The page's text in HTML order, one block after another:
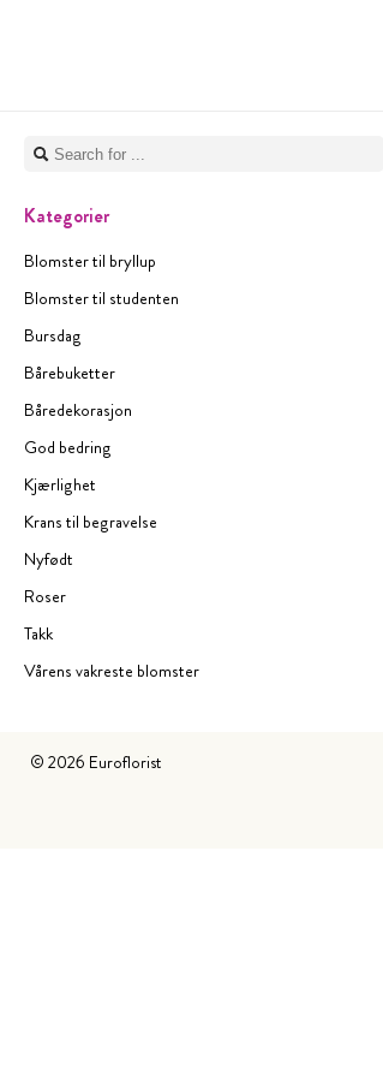
Kategorier
Blomster til bryllup
Blomster til studenten
Bursdag
Bårebuketter
Båredekorasjon
God bedring
Kjærlighet
Krans til begravelse
Nyfødt
Roser
Takk
Vårens vakreste blomster
© 2026 Euroflorist